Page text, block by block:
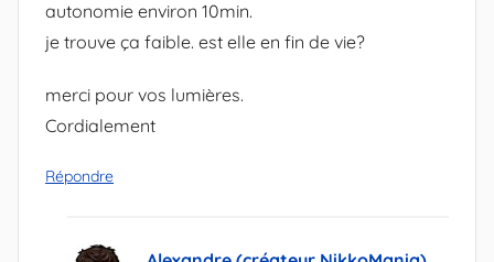
autonomie environ 10min.
je trouve ça faible. est elle en fin de vie?
merci pour vos lumières.
Cordialement
Répondre